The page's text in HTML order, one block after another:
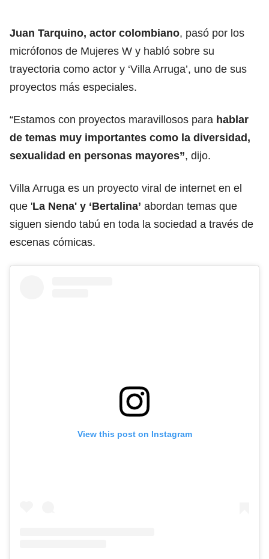
Juan Tarquino, actor colombiano, pasó por los
micrófonos de Mujeres W y habló sobre su
trayectoria como actor y ‘Villa Arruga’, uno de sus
proyectos más especiales.
“Estamos con proyectos maravillosos para hablar
de temas muy importantes como la diversidad,
sexualidad en personas mayores”, dijo.
Villa Arruga es un proyecto viral de internet en el
que 'La Nena' y ‘Bertalina’ abordan temas que
siguen siendo tabú en toda la sociedad a través de
escenas cómicas.
View this post on Instagram